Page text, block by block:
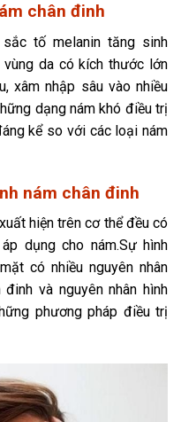
chân đinh
tố melanin tăng sinh
vùng da có kích thước lớn
xâm nhập sâu vào nhiều
dạng nám khó điều trị
kể so với các loại nám
nám chân đinh
hiện trên cơ thể đều có
dụng cho nám.Sự hình
có nhiều nguyên nhân
đinh và nguyên nhân hình
phương pháp điều trị